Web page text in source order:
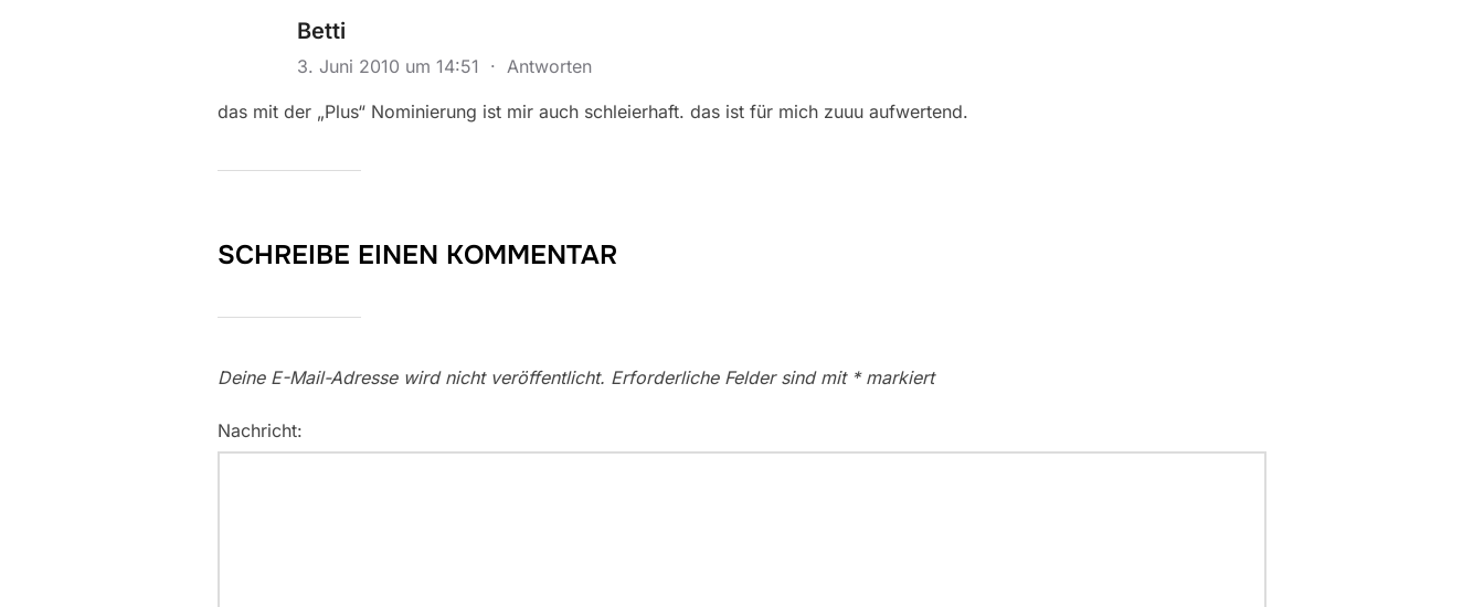
Betti
3. Juni 2010 um 14:51 · Antworten
das mit der „Plus“ Nominierung ist mir auch schleierhaft. das ist für mich zuuu aufwertend.
SCHREIBE EINEN KOMMENTAR
Deine E-Mail-Adresse wird nicht veröffentlicht. Erforderliche Felder sind mit *markiert
Nachricht: